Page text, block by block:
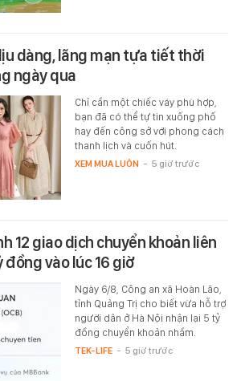
dàng, lãng mạn tựa tiết thời
ngày qua
Chỉ cần một chiếc váy phù hợp,
bạn đã có thể tự tin xuống phố
hay đến công sở với phong cách
thanh lịch và cuốn hút.
XEM MUA LUÔN - 5 giờ trước
12 giao dịch chuyển khoản liên
vào lúc 16 giờ
Ngày 6/8, Công an xã Hoàn Lão,
tỉnh Quảng Trị cho biết vừa hỗ trợ
người dân ở Hà Nội nhận lại 5 tỷ
đồng chuyển khoản nhầm.
TEK-LIFE - 5 giờ trước